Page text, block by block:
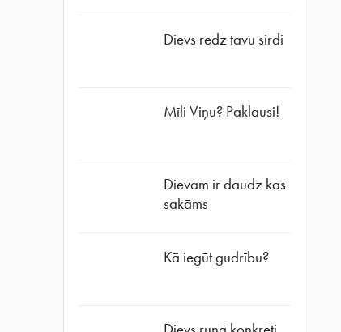
Dievs redz tavu sirdi
Mīli Viņu? Paklausi!
Dievam ir daudz kas
sakāms
Kā iegūt gudrību?